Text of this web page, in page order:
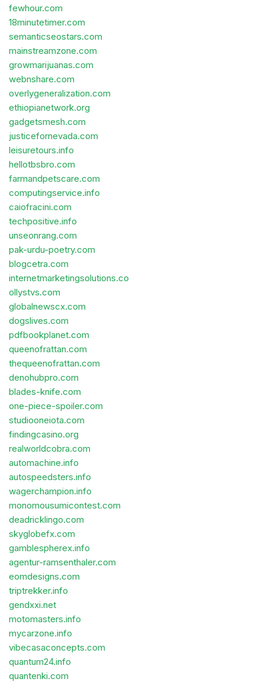
fewhour.com
18minutetimer.com
semanticseostars.com
mainstreamzone.com
growmarijuanas.com
webnshare.com
overlygeneralization.com
ethiopianetwork.org
gadgetsmesh.com
justicefornevada.com
leisuretours.info
hellotbsbro.com
farmandpetscare.com
computingservice.info
caiofracini.com
techpositive.info
unseonrang.com
pak-urdu-poetry.com
blogcetra.com
internetmarketingsolutions.co
ollystvs.com
globalnewscx.com
dogslives.com
pdfbookplanet.com
queenofrattan.com
thequeenofrattan.com
denohubpro.com
blades-knife.com
one-piece-spoiler.com
studiooneiota.com
findingcasino.org
realworldcobra.com
automachine.info
autospeedsters.info
wagerchampion.info
monomousumicontest.com
deadricklingo.com
skyglobefx.com
gamblespherex.info
agentur-ramsenthaler.com
eomdesigns.com
triptrekker.info
gendxxi.net
motomasters.info
mycarzone.info
vibecasaconcepts.com
quantum24.info
quantenki.com